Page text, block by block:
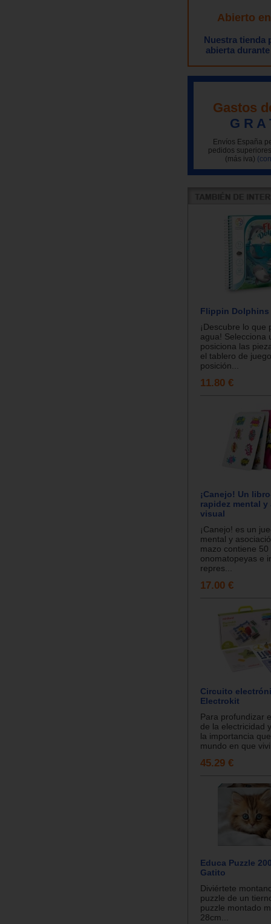
Abierto
Nuestra tienda
abierta
Gastos
G R A
Envíos España
pedidos
(más iva)
Flippin Dolphins
¡Descubre lo que
agua! Selecciona
posiciona las
el tablero de
posición...
11.80 €
¡Canejo! Un
rapidez mental
visual
¡Canejo! es un
mental y
mazo contiene
onomatopeyas e
repres...
17.00 €
Circuito
Electrokit
Para profundizar
de la electricidad
la importancia
mundo en que
45.29 €
Educa Puzzle
Gatito
Diviértete
puzzle de un
puzzle montado
28cm...